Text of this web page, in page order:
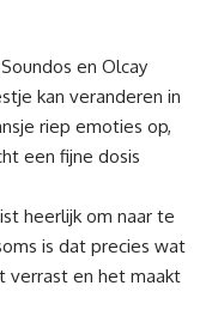
en Olcay
kan veranderen in
riep emoties op,
een fijne dosis
heerlijk om naar te
is dat precies wat
en het maakt